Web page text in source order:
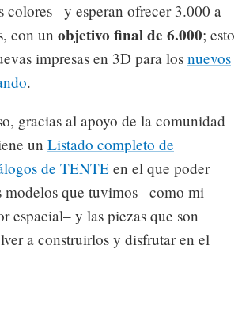
colores– y esperan ofrecer 3.000 a
con un objetivo final de 6.000; esto
impresas en 3D para los nuevos
.
gracias al apoyo de la comunidad
un Listado completo de
de TENTE en el que poder
modelos que tuvimos –como mi
espacial– y las piezas que son
a construirlos y disfrutar en el